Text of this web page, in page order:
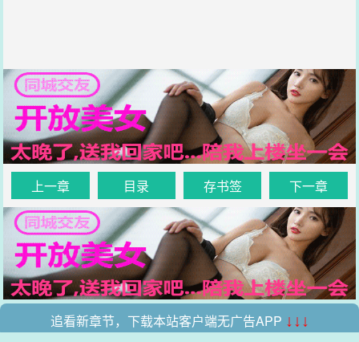
.
上一章 目录 存书签 下一章
.
追看新章节，下载本站客户端无广告APP ↓↓↓